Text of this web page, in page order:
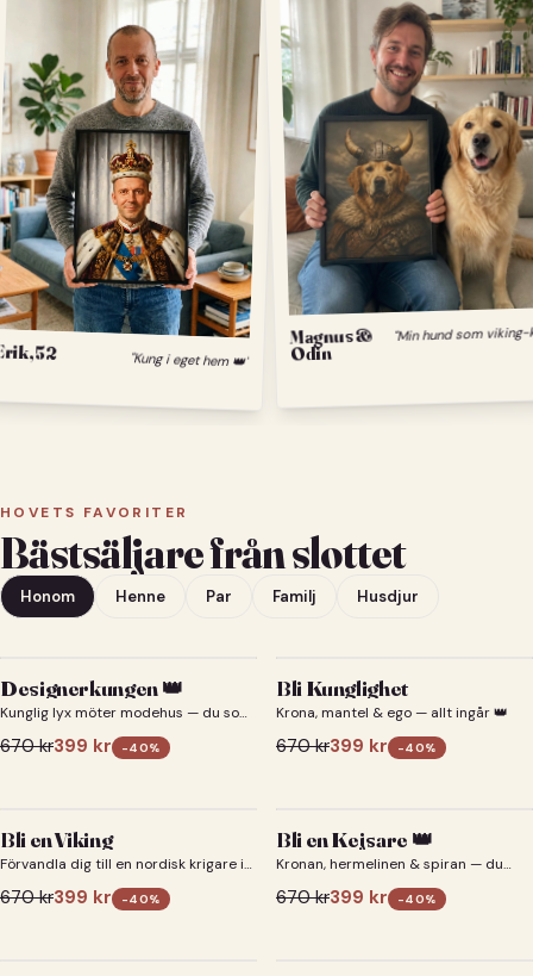
52 "Kung i eget hem 👑"
Magnus &
Odin
HOVETS FAVORITER
Bästsäljare från slottet
Honom Henne Par Familj Husdjur
Designerkungen 👑
Kunglig lyx möter modehus — du som
670kr399 kr -40%
Bli Kunglighet
Krona, mantel & ego — allt ingår 👑
670kr399 kr -40%
Bli en Viking
Förvandla dig till en nordisk krigare i
ett episkt vikingaporträtt.
670kr399 kr -40%
Bli en Kejsare 👑
Kronan, hermelinen & spiran — du
670kr399 kr -40%